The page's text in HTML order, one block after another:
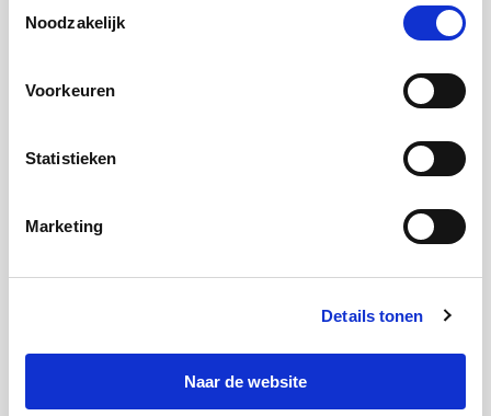
Noodzakelijk
Voorkeuren
Statistieken
Marketing
Details tonen
Naar de website
Meer informatie